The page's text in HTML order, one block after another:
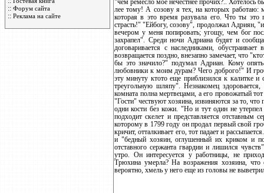
:: Форум сайта
:: Реклама на сайте
"чем ремесло мое нечестнее прочих?.. Хотелось
лее тому! А созову я тех, на которых работаю:
которая в это время разувала его. Что ты
страсть!" "Ейбогу, созову", продолжал Адриян,
вечером у меня попировать; угощу, чем бог
захрапел". Среди ночи Адриана будят и
договаривается с наследниками,
возвращается поздно, внезапно замечает, что
бы это значило?" подумал Адриан. Кому
любовники к моим дурам? Чего доброго!" И
эту минуту ктото еще приблизился к калитке и
треугольную шляпу". Незнакомец
комната полна мертвецами, а его провожатый
"Гости" чествуют хозяина, извиняются за то, что
одни кости без кожи. "Но и тут один не
подходит скелет и представляется
которому в 1799 году он продал первый свой
кричит, отталкивает его, тот падает и
и "бедный хозяин, оглушенный их криком и
отставного сержанта гвардии и лишился
утро. Он интересуется у работницы, не
Трюхина умерла? На возражения хозяина, что
вероятно, хмель у него еще из головы не